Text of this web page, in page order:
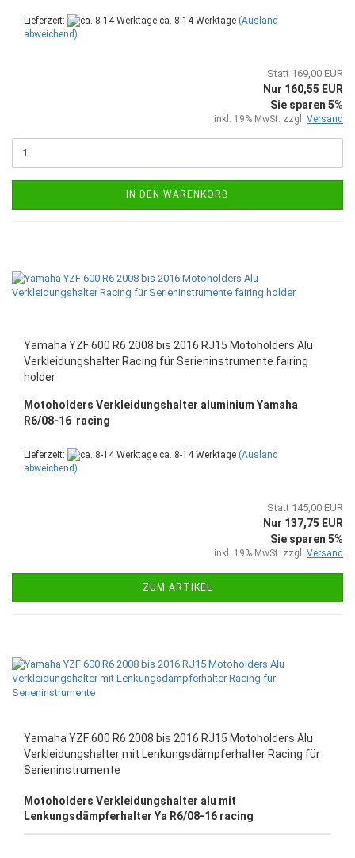
Lieferzeit: ca. 8-14 Werktage (Ausland
abweichend)
Statt 169,00 EUR
Nur 160,55 EUR
Sie sparen 5%
inkl. 19% MwSt. zzgl. Versand
IN DEN WARENKORB
Yamaha YZF 600 R6 2008 bis 2016 RJ15 Motoholders Alu
Verkleidungshalter Racing für Serieninstrumente fairing
holder
Motoholders Verkleidungshalter aluminium Yamaha
R6/08-16 racing
Lieferzeit: ca. 8-14 Werktage (Ausland
abweichend)
Statt 145,00 EUR
Nur 137,75 EUR
Sie sparen 5%
inkl. 19% MwSt. zzgl. Versand
ZUM ARTIKEL
Yamaha YZF 600 R6 2008 bis 2016 RJ15 Motoholders Alu
Verkleidungshalter mit Lenkungsdämpferhalter Racing für
Serieninstrumente
Motoholders Verkleidungshalter alu mit
Lenkungsdämpferhalter Ya R6/08-16 racing